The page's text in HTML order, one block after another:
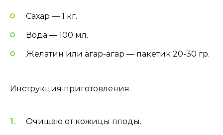
Сахар — 1 кг.
Вода — 100 мл.
Желатин или агар-агар — пакетик 20-30 гр.
Инструкция приготовления.
Очищаю от кожицы плоды.